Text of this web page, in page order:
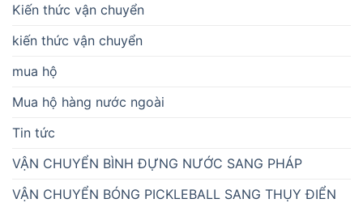
Kiến thức vận chuyển
kiến thức vận chuyển
mua hộ
Mua hộ hàng nước ngoài
Tin tức
VẬN CHUYỂN BÌNH ĐỰNG NƯỚC SANG PHÁP
VẬN CHUYỂN BÓNG PICKLEBALL SANG THỤY ĐIỂN